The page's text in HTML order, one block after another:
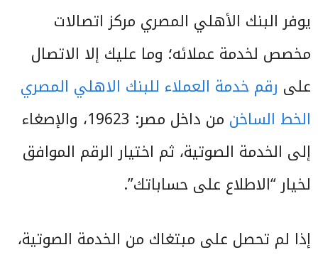
يوفر البنك الأهلي المصري مركز اتصالات
مخصص لخدمة عملائه؛ وما عليك إلا الاتصال
على رقم خدمة العملاء للبنك الاهلي المصري
الخط الساخن
من داخل مصر: 19623، والإصغاء
إلى الخدمة الصوتية، ثم اختيار الرقم الموافق
لخيار “الاطلاع على حساباتك”.
إذا لم تحصل على مبتغاك من الخدمة الصوتية،